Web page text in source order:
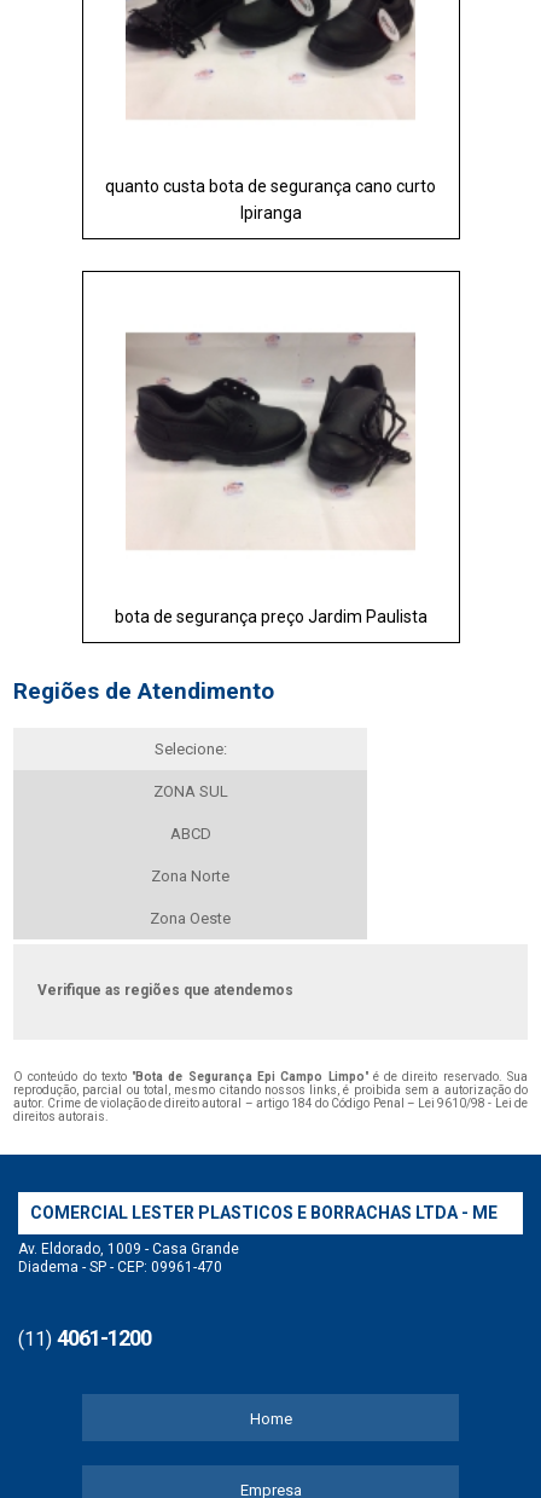
quanto custa bota de segurança cano curto
Ipiranga
bota de segurança preço Jardim Paulista
Regiões de Atendimento
Selecione:
ZONA SUL
ABCD
Zona Norte
Zona Oeste
Verifique as regiões que atendemos
O conteúdo do texto "Bota de Segurança Epi Campo Limpo" é de direito reservado. Sua
reprodução, parcial ou total, mesmo citando nossos links, é proibida sem a autorização do
autor. Crime de violação de direito autoral – artigo 184 do Código Penal –
Lei 9610/98 - Lei de
direitos autorais
COMERCIAL LESTER PLASTICOS E BORRACHAS LTDA - ME
Av. Eldorado, 1009 - Casa Grande
Diadema - SP - CEP: 09961-470
(11) 4061-1200
Home
Empresa